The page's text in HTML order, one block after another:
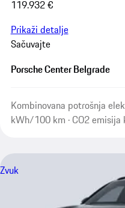
119.932 €
Prikaži detalje
Sačuvajte
Porsche Center Belgrade
Kombinovana potrošnja
kWh/100 km · CO2
Zvuk